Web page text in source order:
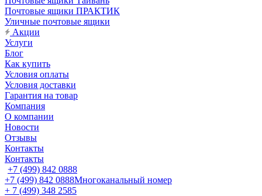
Почтовые ящики ПРАКТИК
Уличные почтовые ящики
Акции
Услуги
Блог
Как купить
Условия оплаты
Условия доставки
Гарантия на товар
Компания
О компании
Новости
Отзывы
Контакты
Контакты
+7 (499) 842 0888
+7 (499) 842 0888Многоканальный номер
+ 7 (499) 348 2585